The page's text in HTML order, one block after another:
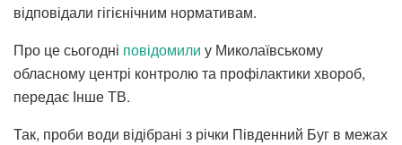
відповідали гігієнічним нормативам.
Про це сьогодні повідомили у Миколаївському
обласному центрі контролю та профілактики хвороб,
передає Інше ТВ.
Так, проби води відібрані з річки Південний Буг в межах